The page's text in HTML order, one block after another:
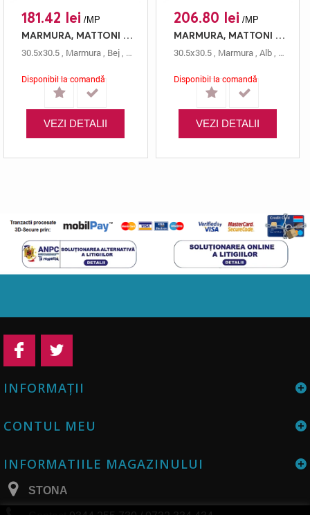
181.42 lei /MP
MARMURA, MATTONI STN 856 CREAM, MOZAIC, 30.5X30.5, 0.5, ANTICHIZAT
30.5x30.5, Marmura, Bej, Antichizat Mozaic,0.5 Cm,Mattoni
Disponibil la comandă
VEZI DETALII
206.80 lei /MP
MARMURA, MATTONI STN 851 MIX EMPERADOR, MOZAIC, 30.5X30.5, 0.5, ANTICHIZAT
30.5x30.5, Marmura, Alb,
Disponibil la comandă
VEZI DETALII
INFORMAŢII
CONTUL MEU
INFORMATIILE MAGAZINULUI
STONA